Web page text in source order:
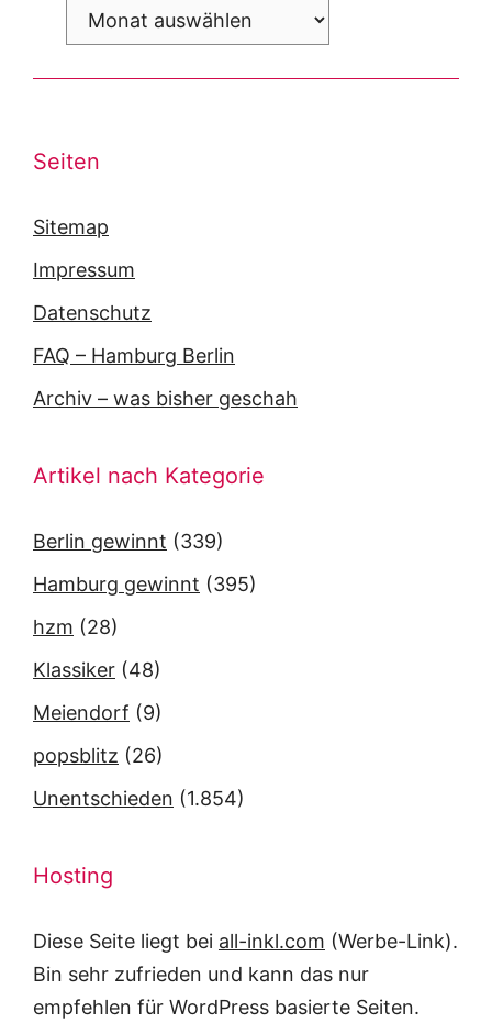
Archiv
Seiten
Sitemap
Impressum
Datenschutz
FAQ – Hamburg Berlin
Archiv – was bisher geschah
Artikel nach Kategorie
Berlin gewinnt (339)
Hamburg gewinnt (395)
hzm (28)
Klassiker (48)
Meiendorf (9)
popsblitz (26)
Unentschieden (1.854)
Hosting
Diese Seite liegt bei all-inkl.com (Werbe-Link).
Bin sehr zufrieden und kann das nur
empfehlen für WordPress basierte Seiten.